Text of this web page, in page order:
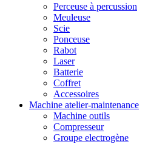
Perceuse à percussion
Meuleuse
Scie
Ponceuse
Rabot
Laser
Batterie
Coffret
Accessoires
Machine atelier-maintenance
Machine outils
Compresseur
Groupe electrogène